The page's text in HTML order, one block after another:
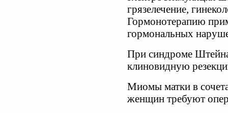
грязелечение,
Гормонотерапию
гормональных
При синдроме
клиновидную
Миомы матки в
женщин требуют